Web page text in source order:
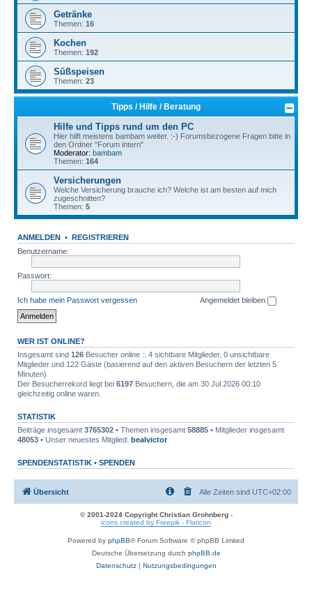
Getränke
Themen: 16
Kochen
Themen: 192
Süßspeisen
Themen: 23
Tipps / Hilfe / Beratung
Hilfe und Tipps rund um den PC
Hier hilft meistens bambam weiter. :-) Forumsbezogene Fragen bitte in
den Ordner "Forum intern"
Moderator: bambam
Themen: 164
Versicherungen
Welche Versicherung brauche ich? Welche ist am besten auf mich
zugeschnitten?
Themen: 5
ANMELDEN • REGISTRIEREN
Benutzername:
Passwort:
Ich habe mein Passwort vergessen Angemeldet bleiben
WER IST ONLINE?
Insgesamt sind 126 Besucher online :: 4 sichtbare Mitglieder, 0 unsichtbare
Mitglieder und 122 Gäste (basierend auf den aktiven Besuchern der letzten 5
Minuten)
Der Besucherrekord liegt bei 6197 Besuchern, die am 30 Jul 2026 00:10
gleichzeitig online waren.
STATISTIK
Beiträge insgesamt 3765302 • Themen insgesamt 58885 • Mitglieder insgesamt
48053 • Unser neuestes Mitglied: bealvictor
SPENDENSTATISTIK • SPENDEN
Übersicht Alle Zeiten sind UTC+02:00
© 2001-2024 Copyright Christian Grohnberg-
icons created by Freepik - Flaticon
Powered by phpBB® Forum Software © phpBB Limited
Deutsche Übersetzung durch phpBB.de
Datenschutz| Nutzungsbedingungen